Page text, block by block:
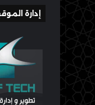
إدارة